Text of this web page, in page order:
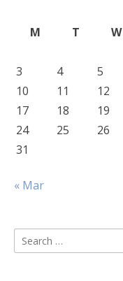
M
T W
3
4 5
10
11 12
17
18 19
24
25 26
31
« Mar
Search
for: